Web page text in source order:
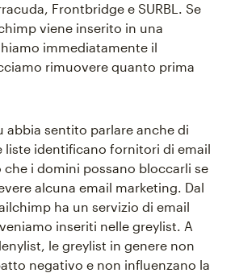
Frontbridge e SURBL. Se
viene inserito in una
immediatamente il
rimuovere quanto prima
abbia sentito parlare anche di
liste identificano fornitori di email
che i domini possano bloccarli se
alcuna email marketing. Dal
ha un servizio di email
inseriti nelle greylist. A
le greylist in genere non
negativo e non influenzano la